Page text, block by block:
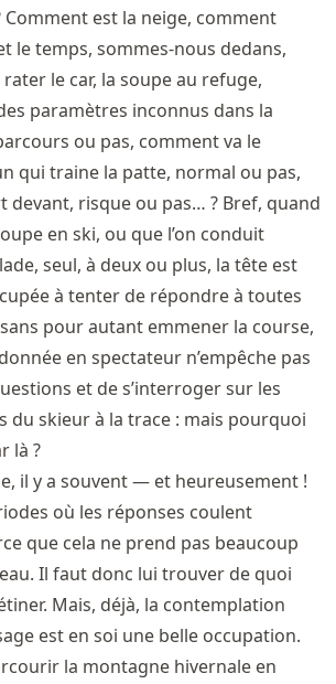
est la neige, comment
le temps, sommes-nous dedans,
rater le car, la soupe au refuge,
paramètres inconnus dans la
ou pas, comment va le
qui traine la patte, normal ou pas,
devant, risque ou pas… ? Bref, quand
en ski, ou que l’on conduit
seul, à deux ou plus, la tête est
à tenter de répondre à toutes
pour autant emmener la course,
en spectateur n’empêche pas
et de s’interroger sur les
du skieur à la trace : mais pourquoi
là ?
il y a souvent — et heureusement !
où les réponses coulent
que cela ne prend pas beaucoup
Il faut donc lui trouver de quoi
Mais, déjà, la contemplation
est en soi une belle occupation.
la montagne hivernale en